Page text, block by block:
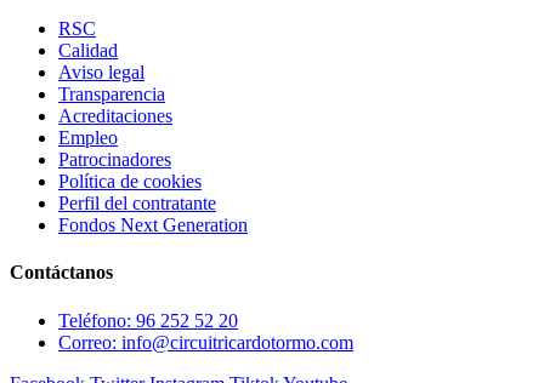
RSC
Calidad
Aviso legal
Transparencia
Acreditaciones
Empleo
Patrocinadores
Política de cookies
Perfil del contratante
Fondos Next Generation
Contáctanos
Teléfono: 96 252 52 20
Correo: info@circuitricardotormo.com